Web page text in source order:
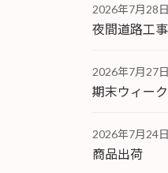
2026年7月28日
夜間道路工事
2026年7月27日
期末ウィーク
2026年7月24日
商品出荷